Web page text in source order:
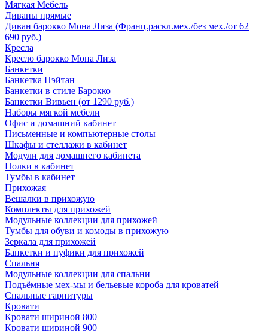
Мягкая Мебель
Диваны прямые
Диван барокко Мона Лиза (Франц.раскл.мех./без мех./от 62
690 руб.)
Кресла
Кресло барокко Мона Лиза
Банкетки
Банкетка Нэйтан
Банкетки в стиле Барокко
Банкетки Вивьен (от 1290 руб.)
Наборы мягкой мебели
Офис и домашний кабинет
Письменные и компьютерные столы
Шкафы и стеллажи в кабинет
Модули для домашнего кабинета
Полки в кабинет
Тумбы в кабинет
Прихожая
Вешалки в прихожую
Комплекты для прихожей
Модульные коллекции для прихожей
Тумбы для обуви и комоды в прихожую
Зеркала для прихожей
Банкетки и пуфики для прихожей
Спальня
Модульные коллекции для спальни
Подъёмные мех-мы и бельевые короба для кроватей
Спальные гарнитуры
Кровати
Кровати шириной 800
Кровати шириной 900